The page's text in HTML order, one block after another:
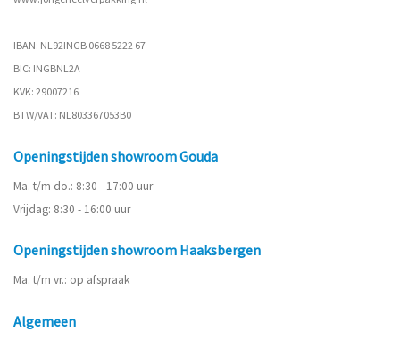
IBAN: NL92INGB 0668 5222 67
BIC: INGBNL2A
KVK: 29007216
BTW/VAT: NL803367053B0
Openingstijden showroom Gouda
Ma. t/m do.: 8:30 - 17:00 uur
Vrijdag: 8:30 - 16:00 uur
Openingstijden showroom Haaksbergen
Ma. t/m vr.: op afspraak
Algemeen